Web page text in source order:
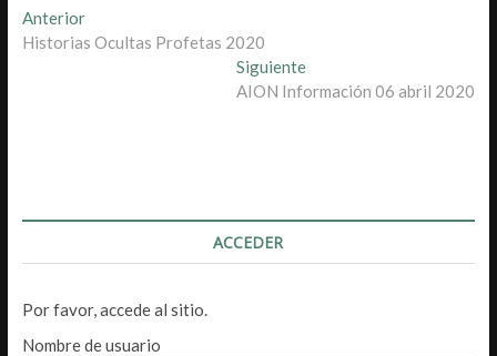
Navegación
de
AnteriorEntrada
anterior:
Historias Ocultas Profetas 2020
SiguienteEntrada
siguiente:
AION Información 06 abril 2020
ACCEDER
Por favor, accede al sitio.
Nombre de usuario